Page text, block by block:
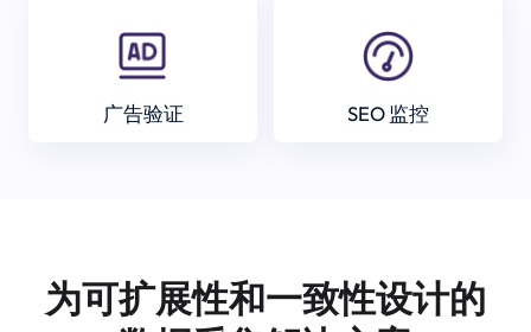
广告验证 SEO 监控
为可扩展性和一致性设计的